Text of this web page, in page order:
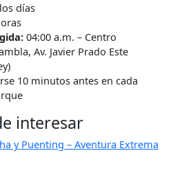
días
04:00 a.m. – Centro
Av. Javier Prado Este
10 minutos antes en cada
interesar
y Puenting – Aventura Extrema